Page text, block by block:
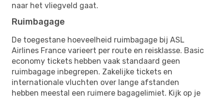
naar het vliegveld gaat.
Ruimbagage
De toegestane hoeveelheid ruimbagage bij ASL
Airlines France varieert per route en reisklasse. Basic
economy tickets hebben vaak standaard geen
ruimbagage inbegrepen. Zakelijke tickets en
internationale vluchten over lange afstanden
hebben meestal een ruimere bagagelimiet. Kijk op je